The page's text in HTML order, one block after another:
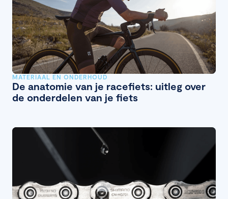
MATERIAAL EN ONDERHOUD
De anatomie van je racefiets: uitleg over
de onderdelen van je fiets